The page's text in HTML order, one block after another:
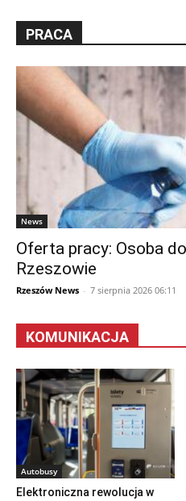
PRACA
News
Oferta pracy: Osoba
Rzeszowie
Rzeszów News - 7 sierpnia 2026 06:11
KOMUNIKACJA
Autobusy
Elektroniczna rewolucja w